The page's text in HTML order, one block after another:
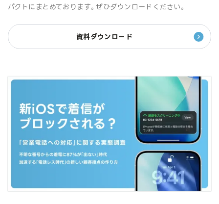
パクトにまとめております。ぜひダウンロードください。
資料ダウンロード